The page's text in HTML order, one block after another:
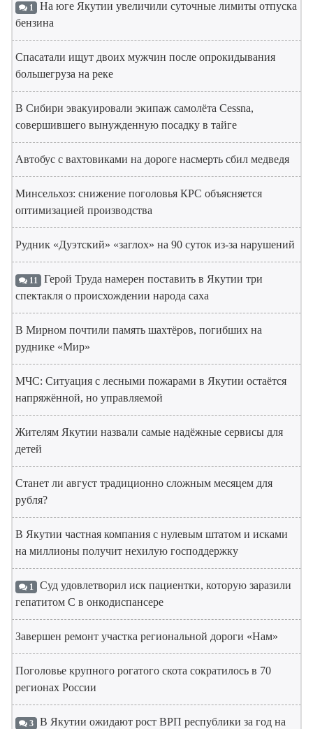
1 На юге Якутии увеличили суточные лимиты отпуска
бензина
Спасатали ищут двоих мужчин после опрокидывания
большегруза на реке
В Сибири эвакуировали экипаж самолёта Cessna,
совершившего вынужденную посадку в тайге
Автобус с вахтовиками на дороге насмерть сбил медведя
Минсельхоз: снижение поголовья КРС объясняется
оптимизацией производства
Рудник «Дуэтский» «заглох» на 90 суток из-за нарушений
11 Герой Труда намерен поставить в Якутии три
спектакля о происхождении народа саха
В Мирном почтили память шахтёров, погибших на
руднике «Мир»
МЧС: Ситуация с лесными пожарами в Якутии остаётся
напряжённой, но управляемой
Жителям Якутии назвали самые надёжные сервисы для
детей
Станет ли август традиционно сложным месяцем для
рубля?
В Якутии частная компания с нулевым штатом и исками
на миллионы получит нехилую господдержку
1 Суд удовлетворил иск пациентки, которую заразили
гепатитом С в онкодиспансере
Завершен ремонт участка региональной дороги «Нам»
Поголовье крупного рогатого скота сократилось в 70
регионах России
3 В Якутии ожидают рост ВРП республики за год на